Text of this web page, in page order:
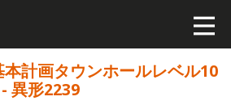
計画タウンホールレベル10
異形2239